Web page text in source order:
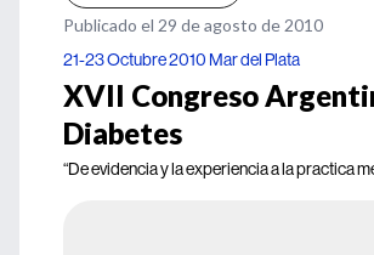
Publicado el 29 de agosto de 2010
21-23 Octubre 2010 Mar del Plata
XVII Congreso
Diabetes
“De evidencia y la experiencia a la practica